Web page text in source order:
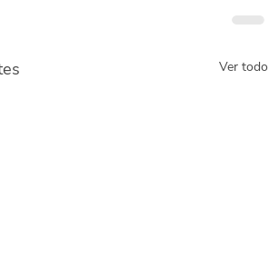
Ver todo